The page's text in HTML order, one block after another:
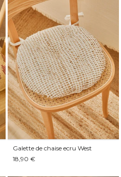
Galette de chaise ecru West
18,90 €